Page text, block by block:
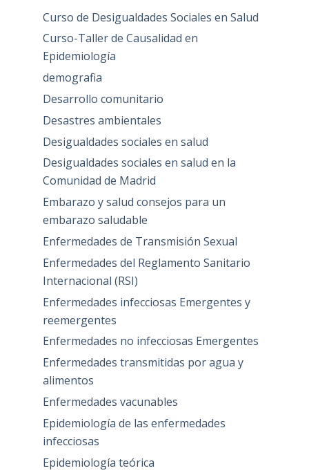
Curso de Desigualdades Sociales en Salud
Curso-Taller de Causalidad en
Epidemiología
demografia
Desarrollo comunitario
Desastres ambientales
Desigualdades sociales en salud
Desigualdades sociales en salud en la
Comunidad de Madrid
Embarazo y salud consejos para un
embarazo saludable
Enfermedades de Transmisión Sexual
Enfermedades del Reglamento Sanitario
Internacional (RSI)
Enfermedades infecciosas Emergentes y
reemergentes
Enfermedades no infecciosas Emergentes
Enfermedades transmitidas por agua y
alimentos
Enfermedades vacunables
Epidemiología de las enfermedades
infecciosas
Epidemiología teórica